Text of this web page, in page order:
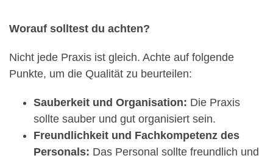
Worauf solltest du achten?
Nicht jede Praxis ist gleich. Achte auf folgende
Punkte, um die Qualität zu beurteilen:
Sauberkeit und Organisation: Die Praxis
sollte sauber und gut organisiert sein.
Freundlichkeit und Fachkompetenz des
Personals: Das Personal sollte freundlich und